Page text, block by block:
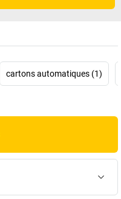
cartons automatiques (1)